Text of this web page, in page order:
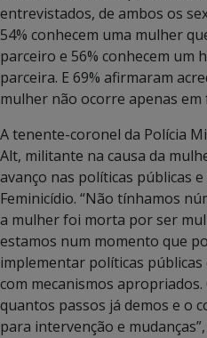
entrevistados, de ambos os
54% conhecem uma mulher
parceiro e 56% conhecem um
parceira. E 69% afirmaram
mulher não ocorre apenas em
A tenente-coronel da Polícia
Alt, militante na causa da
avanço nas políticas públicas
Feminicídio. “Não tínhamos
a mulher foi morta por ser
estamos num momento que
implementar políticas públicas
com mecanismos
quantos passos já demos e o
para intervenção e